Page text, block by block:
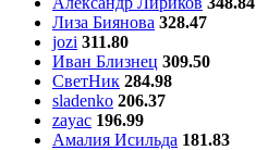
Лиза Биянова 328.47
jozi 311.80
Иван Близнец 309.50
СветНик 284.98
sladenko 206.37
zayac 196.99
Амалия Исильда 181.83